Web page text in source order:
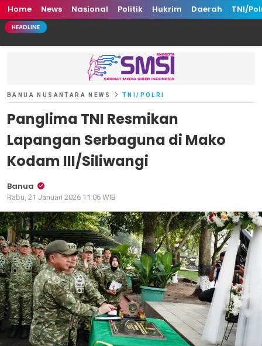
Banua Nusantara News
Home News Nasional Politik Hukrim Daerah TNI/
HEADLINE
BANUA NUSANTARA NEWS TNI/POLRI
Panglima TNI Resmikan
Lapangan Serbaguna di Mako
Kodam III/Siliwangi
Banua
Rabu, 21 Januari 2026 11:06 WIB